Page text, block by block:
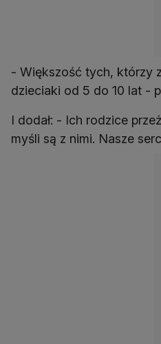
- Większość tych, którzy
dzieciaki od 5 do 10 lat -
I dodał: - Ich rodzice
myśli są z nimi. Nasze